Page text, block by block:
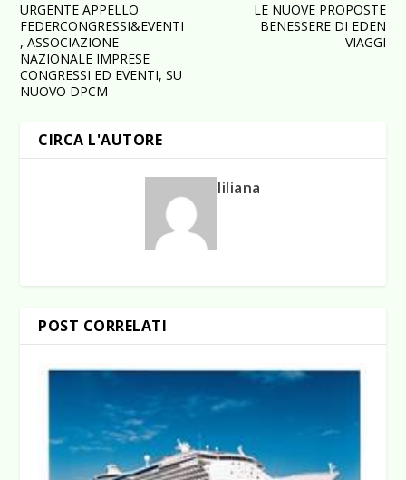
URGENTE APPELLO
FEDERCONGRESSI&EVENTI
, ASSOCIAZIONE
NAZIONALE IMPRESE
CONGRESSI ED EVENTI, SU
NUOVO DPCM
LE NUOVE PROPOSTE
BENESSERE DI EDEN
VIAGGI
CIRCA L'AUTORE
liliana
POST CORRELATI